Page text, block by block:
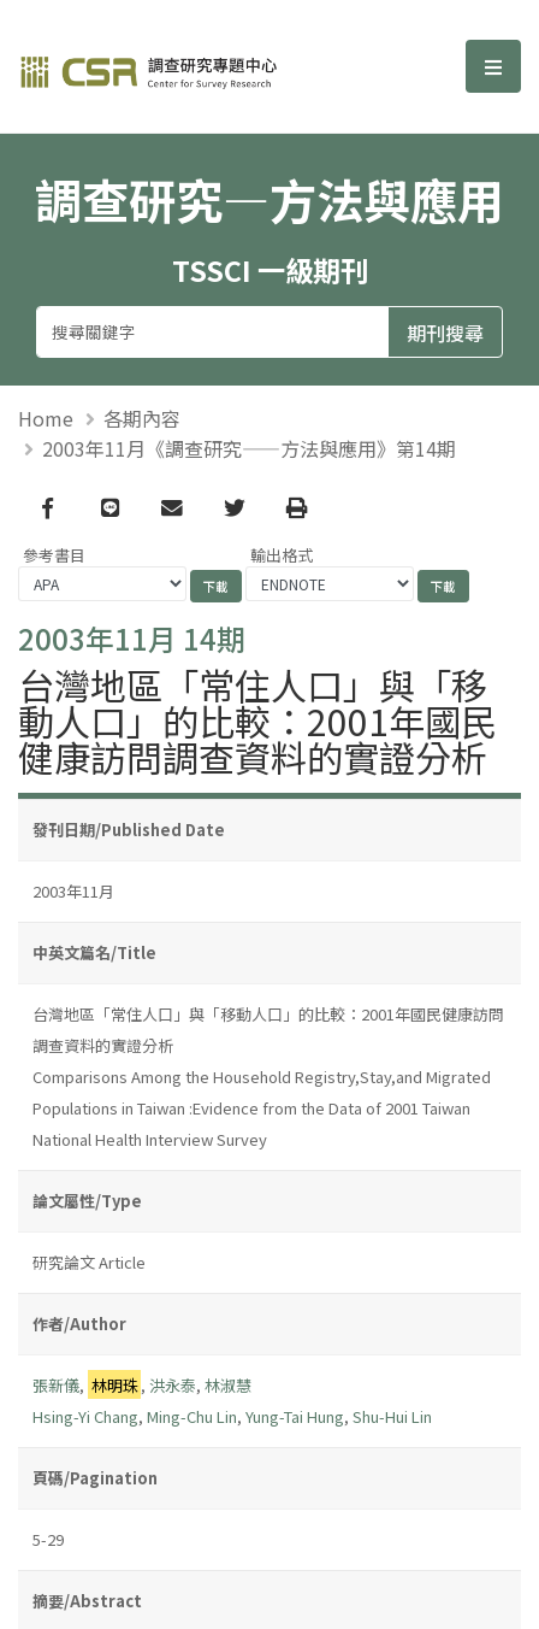
調查研究—方法與應用期刊 選
調查研究—方法與應用
TSSCI 一級期刊
Home
各期內容
2003年11月《調查研究——方法與應用》第14期
Facebook
line email TwitterPrint
參考書目 輸出格式
2003年11月 14期
台灣地區「常住人口」與「移
動人口」的比較：2001年國民
健康訪問調查資料的實證分析
發刊日期/Published Date
2003年11月
中英文篇名/Title
台灣地區「常住人口」與「移動人口」的比較：2001年國民健康訪問
調查資料的實證分析
Comparisons Among the Household Registry,Stay,and Migrated
Populations in Taiwan :Evidence from the Data of 2001 Taiwan
National Health Interview Survey
論文屬性/Type
研究論文 Article
作者/Author
張新儀, 林明珠,洪永泰,林淑慧
Hsing-Yi Chang, Ming-Chu Lin, Yung-Tai Hung, Shu-Hui Lin
頁碼/Pagination
5-29
摘要/Abstract